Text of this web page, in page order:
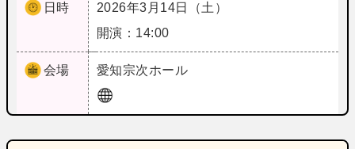
日時
2026年3月14日（土）
開演：14:00
会場 愛知宗次ホール